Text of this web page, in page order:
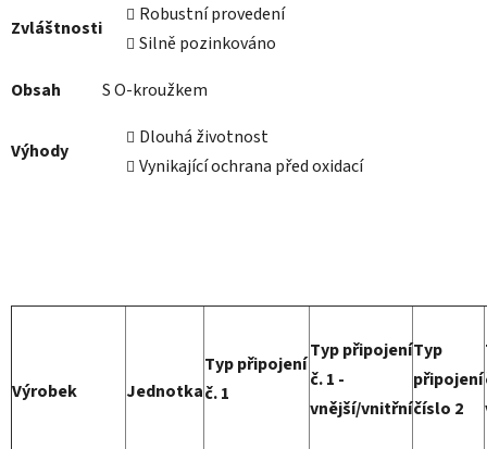
Zvláštnosti
Robustní provedení
Silně pozinkováno
Obsah
S O-kroužkem
Výhody
Dlouhá životnost
Vynikající ochrana před oxidací
Výrobek Jednotka
Typ připojení
č. 1
Typ připojení
č. 1 -
vnější/vnitřní
Typ
připojení
číslo 2